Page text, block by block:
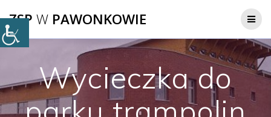
do
ZSP W PAWONKOWIE
Wycieczka do